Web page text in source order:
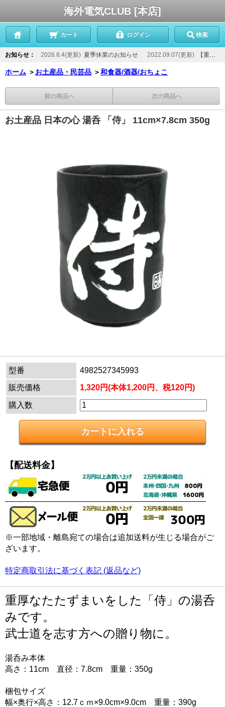
海外電気CLUB [本店]
カート ログイン 検索
お知らせ： 2026.8.4(更新) 夏季休業のお知らせ 2022.09.07(更新) 【重要】当店からのメールが届かないお客様へ
ホーム ＞ お土産品・民芸品 ＞和食器/酒器/おちょこ
前の商品へ 次の商品へ
お土産品 日本の心 湯呑 「侍」 11cm×7.8cm 350g
型番
4982527345993
販売価格
1,320円(本体1,200円、税120円)
購入数
【配送料金】
※一部地域・離島宛ての場合は追加送料が生じる場合がご
ざいます。
特定商取引法に基づく表記 (返品など)
重厚なたたずまいをした「侍」の湯呑
みです。
武士道を志す方への贈り物に。
湯呑み本体
高さ：11cm 直径：7.8cm 重量：350g
梱包サイズ
幅×奥行×高さ：12.7ｃｍ×9.0cm×9.0cm 重量：390g